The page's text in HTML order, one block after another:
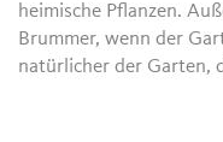
heimische Pflanzen.
Brummer, wenn der
natürlicher der Garten,